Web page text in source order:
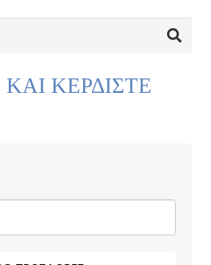
ΚΕΡΔΙΣΤΕ